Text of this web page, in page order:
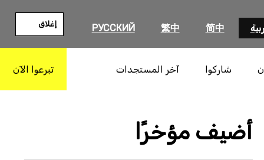
简中
繁中
РУССКИЙ إغلاق
شاركوا آخر المستجدات تبرعوا الآن
أضيف مؤخرًا